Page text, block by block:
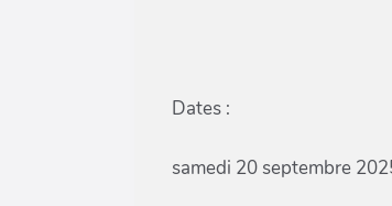
Dates :
samedi 20 septembre